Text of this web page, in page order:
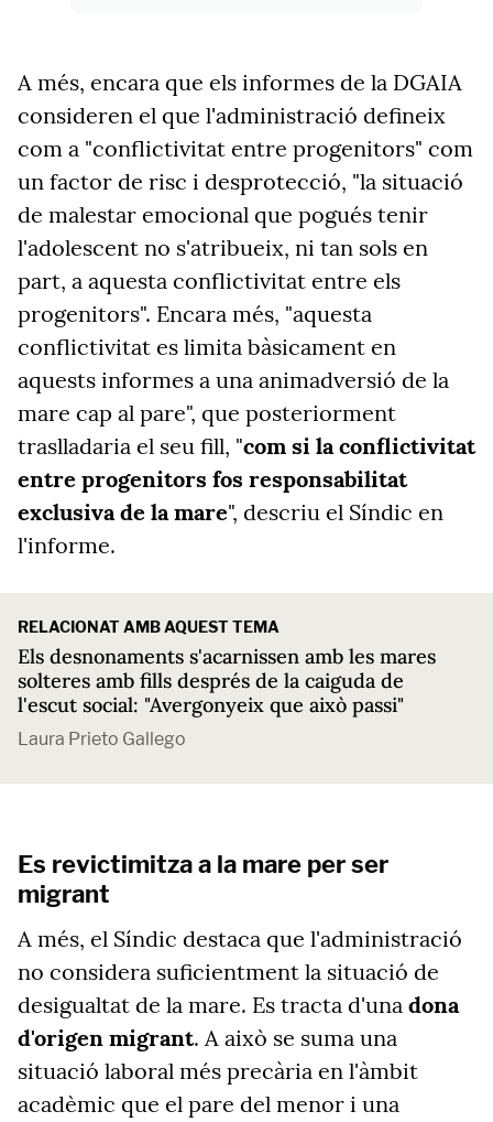
A més, encara que els informes de la DGAIA
consideren el que l'administració defineix
com a "conflictivitat entre progenitors" com
un factor de risc i desprotecció, "la situació
de malestar emocional que pogués tenir
l'adolescent no s'atribueix, ni tan sols en
part, a aquesta conflictivitat entre els
progenitors". Encara més, "aquesta
conflictivitat es limita bàsicament en
aquests informes a una animadversió de la
mare cap al pare", que posteriorment
traslladaria el seu fill, "com si la conflictivitat
entre progenitors fos responsabilitat
exclusiva de la mare", descriu el Síndic en
l'informe.
RELACIONAT AMB AQUEST TEMA
Els desnonaments s'acarnissen amb les mares
solteres amb fills després de la caiguda de
l'escut social: "Avergonyeix que això passi"
Laura Prieto Gallego
Es revictimitza a la mare per ser
migrant
A més, el Síndic destaca que l'administració
no considera suficientment la situació de
desigualtat de la mare. Es tracta d'una dona
d'origen migrant. A això se suma una
situació laboral més precària en l'àmbit
acadèmic que el pare del menor i una